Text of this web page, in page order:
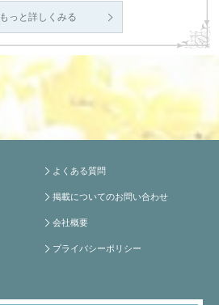
もっと詳しくみる
よくある質問
掲載についてのお問い合わせ
会社概要
プライバシーポリシー